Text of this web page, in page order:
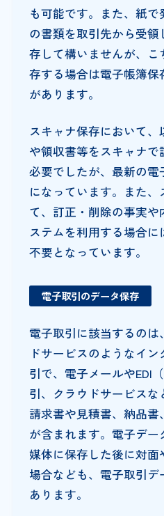
も可能です。また、紙
の書類を取引先から受
存して構いませんが、
存する場合は電子帳簿
があります。
スキャナ保存において
や領収書等をスキャナ
必要でしたが、最新の
になっています。また
て、訂正・削除の事実
ステムを利用する場合
不要となっています。
電子取引のデータ保存
電子取引に該当するのは
ドサービスのようなイ
引で、電子メールやEDI
引、クラウドサービスな
請求書や見積書、納品
が含まれます。電子デー
媒体に保存した後に対面
場合なども、電子取引
あります。